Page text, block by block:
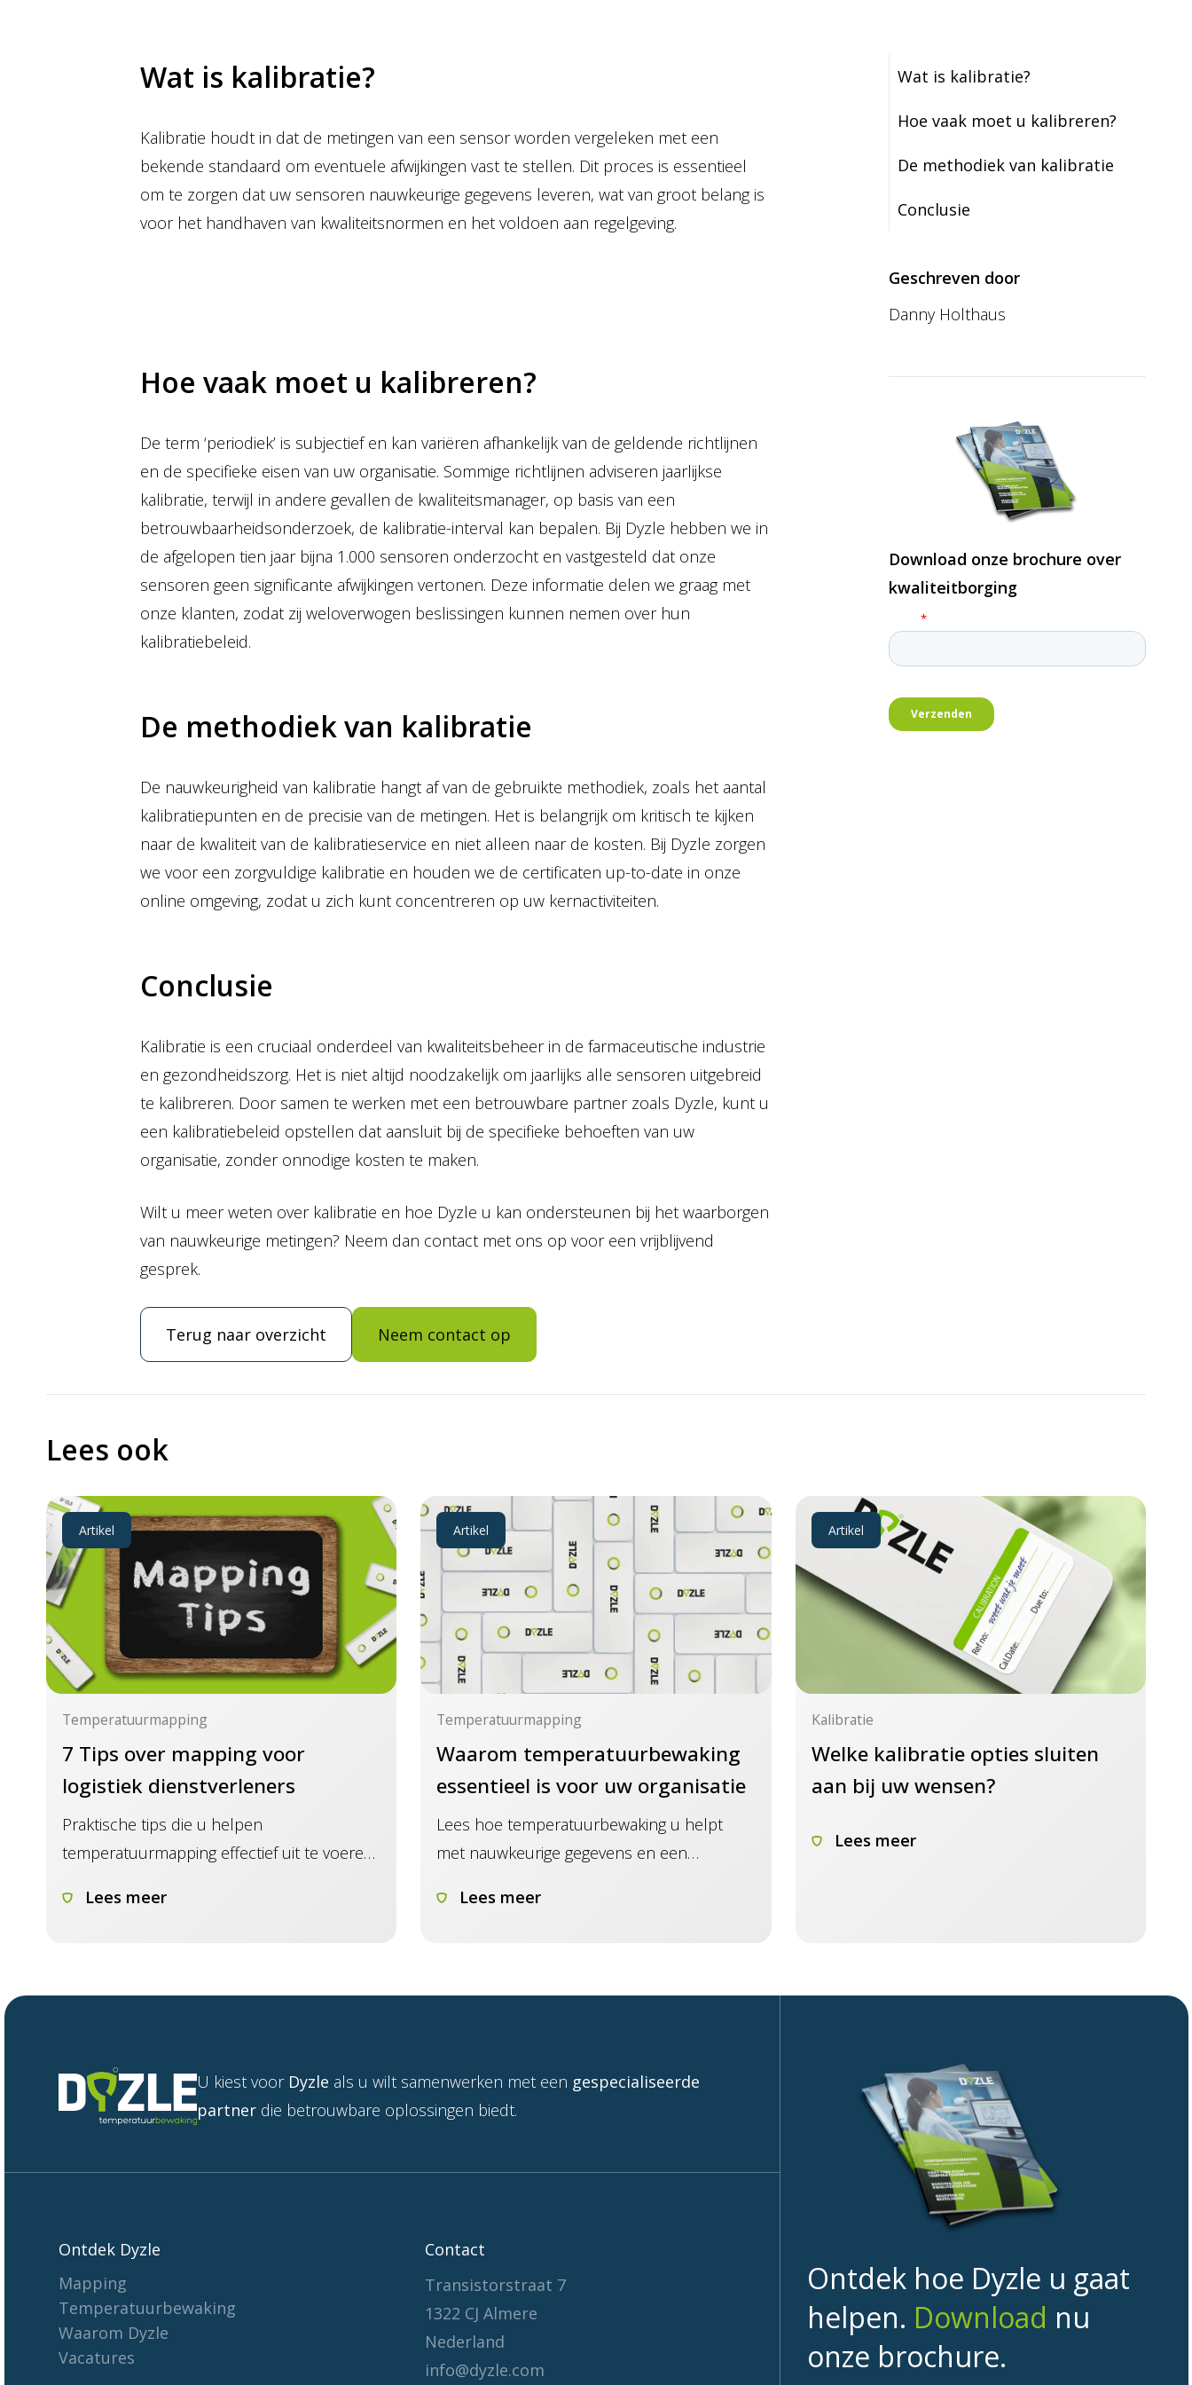
Wat is kalibratie?
Kalibratie houdt in dat de metingen van een sensor worden vergeleken met een
bekende standaard om eventuele afwijkingen vast te stellen. Dit proces is essentieel
om te zorgen dat uw sensoren nauwkeurige gegevens leveren, wat van groot belang is
voor het handhaven van kwaliteitsnormen en het voldoen aan regelgeving.
Hoe vaak moet u kalibreren?
De term ‘periodiek’ is subjectief en kan variëren afhankelijk van de geldende richtlijnen
en de specifieke eisen van uw organisatie. Sommige richtlijnen adviseren jaarlijkse
kalibratie, terwijl in andere gevallen de kwaliteitsmanager, op basis van een
betrouwbaarheidsonderzoek, de kalibratie-interval kan bepalen. Bij Dyzle hebben we in
de afgelopen tien jaar bijna 1.000 sensoren onderzocht en vastgesteld dat onze
sensoren geen significante afwijkingen vertonen. Deze informatie delen we graag met
onze klanten, zodat zij weloverwogen beslissingen kunnen nemen over hun
kalibratiebeleid.
De methodiek van kalibratie
De nauwkeurigheid van kalibratie hangt af van de gebruikte methodiek, zoals het aantal
kalibratiepunten en de precisie van de metingen. Het is belangrijk om kritisch te kijken
naar de kwaliteit van de kalibratieservice en niet alleen naar de kosten. Bij Dyzle zorgen
we voor een zorgvuldige kalibratie en houden we de certificaten up-to-date in onze
online omgeving, zodat u zich kunt concentreren op uw kernactiviteiten.
Conclusie
Kalibratie is een cruciaal onderdeel van kwaliteitsbeheer in de farmaceutische industrie
en gezondheidszorg. Het is niet altijd noodzakelijk om jaarlijks alle sensoren uitgebreid
te kalibreren. Door samen te werken met een betrouwbare partner zoals Dyzle, kunt u
een kalibratiebeleid opstellen dat aansluit bij de specifieke behoeften van uw
organisatie, zonder onnodige kosten te maken.
Wilt u meer weten over kalibratie en hoe Dyzle u kan ondersteunen bij het waarborgen
van nauwkeurige metingen? Neem dan contact met ons op voor een vrijblijvend
gesprek.
Terug naar overzicht Neem contact op
Wat is kalibratie?
Hoe vaak moet u kalibreren?
De methodiek van kalibratie
Conclusie
Geschreven door
Danny Holthaus
Download onze brochure over
kwaliteitborging
Lees ook
Artikel
Temperatuurmapping
7 Tips over mapping voor
logistiek dienstverleners
Praktische tips die u helpen
temperatuurmapping effectief uit te voeren
Lees meer
Artikel
Temperatuurmapping
Waarom temperatuurbewaking
essentieel is voor uw organisatie
Lees hoe temperatuurbewaking u helpt
met nauwkeurige gegevens en een
opslag en transport beheert
Lees meer
Artikel
Kalibratie
Welke kalibratie opties sluiten
aan bij uw wensen?
Lees meer
U kiest voor Dyzle als u wilt samenwerken met een gespecialiseerde
partner die betrouwbare oplossingen biedt.
Ontdek Dyzle
Mapping
Temperatuurbewaking
Waarom Dyzle
Vacatures
Contact
Transistorstraat 7
1322 CJ Almere
Nederland
info@dyzle.com
Ontdek hoe Dyzle u gaat
helpen. Download nu
onze brochure.